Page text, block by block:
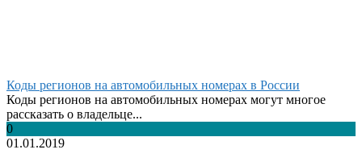
Коды регионов на автомобильных номерах в России
Коды регионов на автомобильных номерах могут многое
рассказать о владельце...
0
01.01.2019